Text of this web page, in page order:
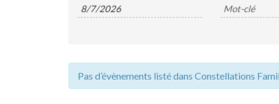
et
vues
Évènements
Évènements
Pas d’évènements listé dans Constellations